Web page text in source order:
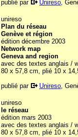
publié par
Unireso,
unireso
Plan du réseau
Genève et région
édition décembre 2003
Network map
Geneva and region
avec des textes anglais /
80 x 57,8 cm, plié 10 x
publié par
Unireso,
unireso
le réseau
édition mars 2003
avec des textes anglais /
80 x 57,8 cm, plié 10 x